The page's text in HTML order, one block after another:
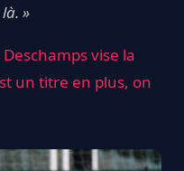
»
Deschamps vise la
un titre en plus, on